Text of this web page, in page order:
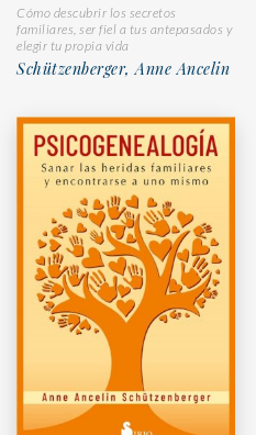
Cómo descubrir los secretos
familiares, ser fiel a tus antepasados y
elegir tu propia vida
Schützenberger, Anne Ancelin